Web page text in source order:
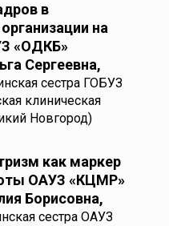
в
на
«ОДКБ»
Сергеевна,
сестра ГОБУЗ
клиническая
Новгород)
как маркер
ОАУЗ «КЦМР»
Борисовна,
сестра ОАУЗ